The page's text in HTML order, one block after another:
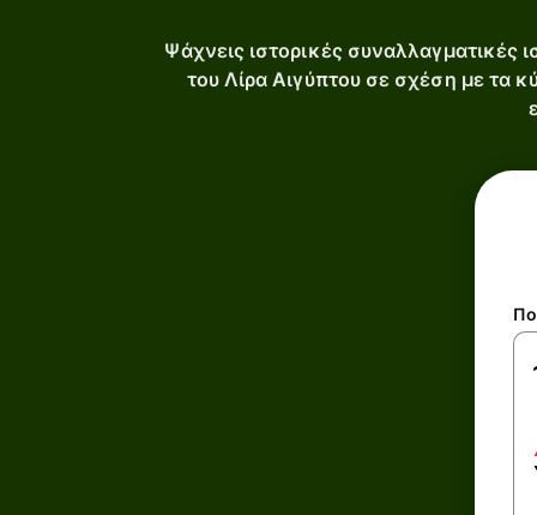
Ψάχνεις ιστορικές συναλλαγματικές
του Λίρα Αιγύπτου σε σχέση με τα